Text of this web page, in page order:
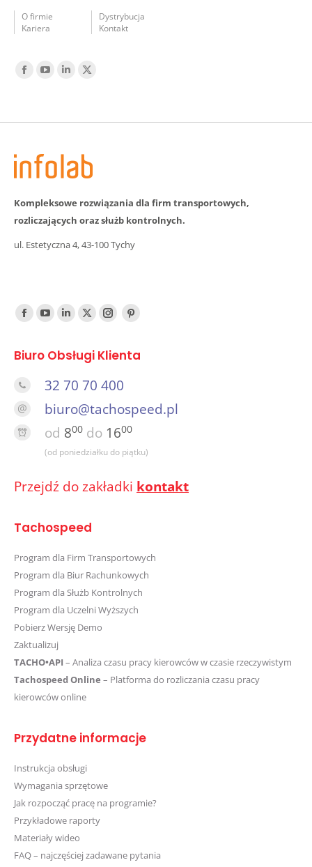
O firmie
Kariera
Dystrybucja
Kontakt
Find us on:
Facebook
LinkedTwitter
Kompleksowe rozwiązania dla firm transportowych,
rozliczających oraz służb kontrolnych.
ul. Estetyczna 4, 43-100 Tychy
Find us on:
FacebookYouTube
LinkedTwitterInstagramPinterest
Biuro Obsługi Klienta
32 70 70 400
biuro@tachospeed.pl
od 800 do 1600
(od poniedziałku do piątku)
Przejdź do zakładki kontakt
Tachospeed
Program dla Firm Transportowych
Program dla Biur Rachunkowych
Program dla Służb Kontrolnych
Program dla Uczelni Wyższych
Pobierz Wersję Demo
Zaktualizuj
TACHO•API – Analiza czasu pracy kierowców w czasie rzeczywistym
Tachospeed Online – Platforma do rozliczania czasu pracy
kierowców online
Przydatne informacje
Instrukcja obsługi
Wymagania sprzętowe
Jak rozpocząć pracę na programie?
Przykładowe raporty
Materiały wideo
FAQ – najczęściej zadawane pytania